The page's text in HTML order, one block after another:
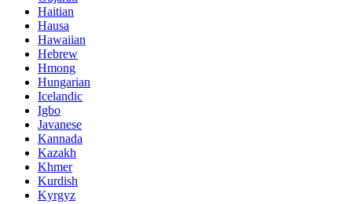
Haitian
Hausa
Hawaiian
Hebrew
Hmong
Hungarian
Icelandic
Igbo
Javanese
Kannada
Kazakh
Khmer
Kurdish
Kyrgyz